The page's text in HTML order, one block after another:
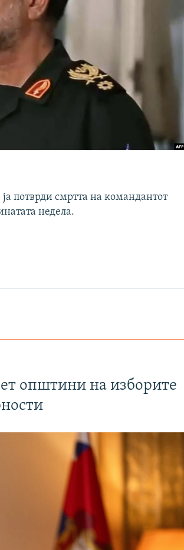
потврди смртта на командантот
недела.
општини на изборите